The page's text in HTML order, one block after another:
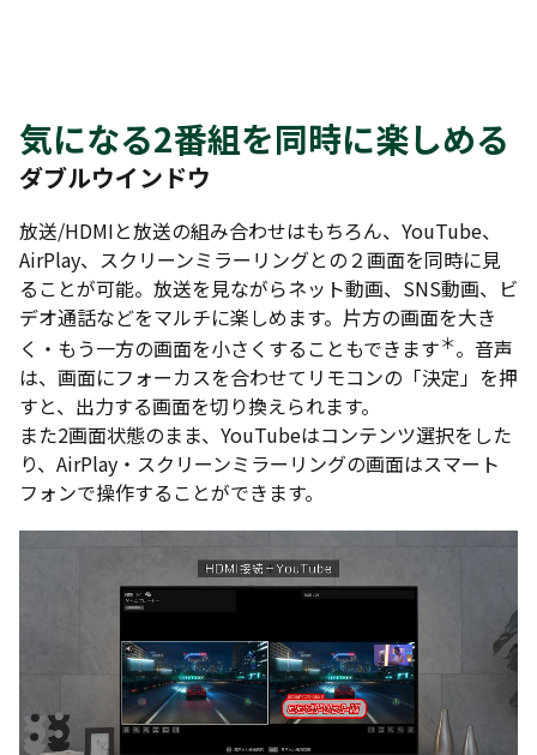
気になる2番組を同時に楽しめる
ダブルウインドウ
放送/HDMIと放送の組み合わせはもちろん、YouTube、
AirPlay、スクリーンミラーリングとの２画面を同時に見
ることが可能。放送を見ながらネット動画、SNS動画、ビ
デオ通話などをマルチに楽しめます。片方の画面を大き
く・もう一方の画面を小さくすることもできます＊。音声
は、画面にフォーカスを合わせてリモコンの「決定」を押
すと、出力する画面を切り換えられます。
また2画面状態のまま、YouTubeはコンテンツ選択をした
り、AirPlay・スクリーンミラーリングの画面はスマート
フォンで操作することができます。